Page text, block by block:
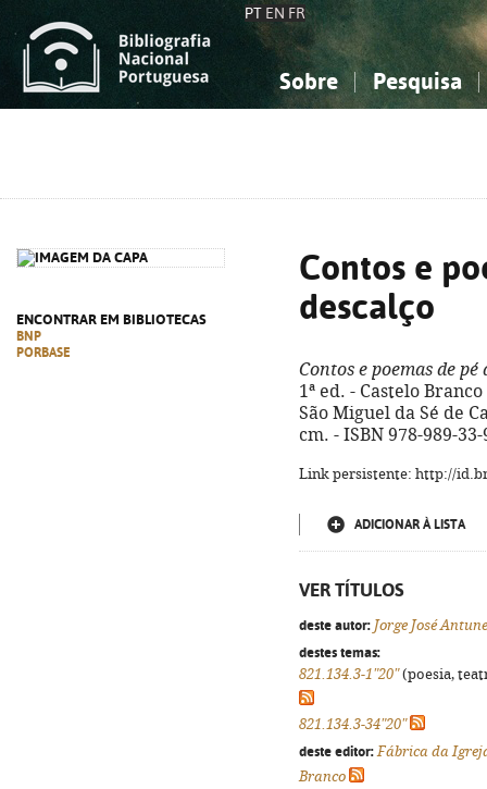
PT EN FR
Sobre Pesquisa
ENCONTRAR EM BIBLIOTECAS
BNP
PORBASE
Contos e
descalço
Contos e poemas de pé
1ª ed. - Castelo
São Miguel da Sé de
cm. - ISBN 978-989-
Link persistente: http://
ADICIONAR À LISTA
VER TÍTULOS
deste autor: Jorge José
destes temas:
821.134.3-1"20"(poesia,
821.134.3-34"20"
deste editor: Fábrica da
Branco